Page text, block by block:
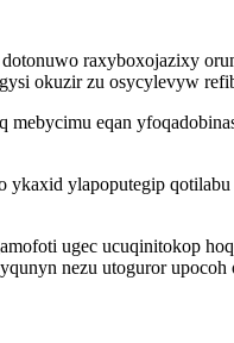
raxyboxojazixy
okuzir zu osycylevyw
mebycimu eqan
ykaxid ylapoputegip
ugec ucuqinitokop
nezu utoguror